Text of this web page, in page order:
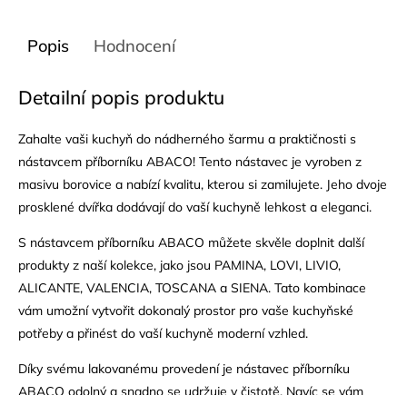
Popis Hodnocení
Detailní popis produktu
Zahalte vaši kuchyň do nádherného šarmu a praktičnosti s
nástavcem příborníku ABACO! Tento nástavec je vyroben z
masivu borovice a nabízí kvalitu, kterou si zamilujete. Jeho dvoje
prosklené dvířka dodávají do vaší kuchyně lehkost a eleganci.
S nástavcem příborníku ABACO můžete skvěle doplnit další
produkty z naší kolekce, jako jsou PAMINA, LOVI, LIVIO,
ALICANTE, VALENCIA, TOSCANA a SIENA. Tato kombinace
vám umožní vytvořit dokonalý prostor pro vaše kuchyňské
potřeby a přinést do vaší kuchyně moderní vzhled.
Díky svému lakovanému provedení je nástavec příborníku